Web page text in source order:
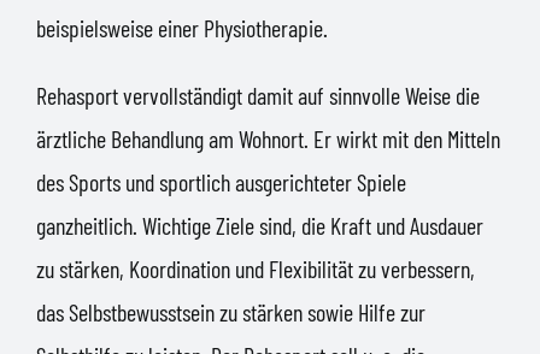
beispielsweise einer Physiotherapie.
Rehasport vervollständigt damit auf sinnvolle Weise die
ärztliche Behandlung am Wohnort. Er wirkt mit den Mitteln
des Sports und sportlich ausgerichteter Spiele
ganzheitlich. Wichtige Ziele sind, die Kraft und Ausdauer
zu stärken, Koordination und Flexibilität zu verbessern,
das Selbstbewusstsein zu stärken sowie Hilfe zur